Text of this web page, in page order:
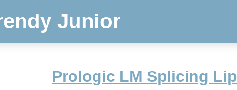
Junior
Prologic LM Splicing Lip